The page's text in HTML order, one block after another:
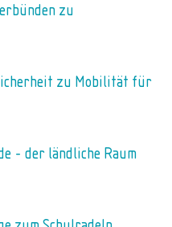
zu
zu Mobilität für
- der ländliche Raum